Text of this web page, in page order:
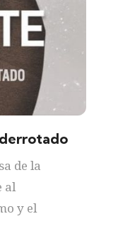
de la
al
y el